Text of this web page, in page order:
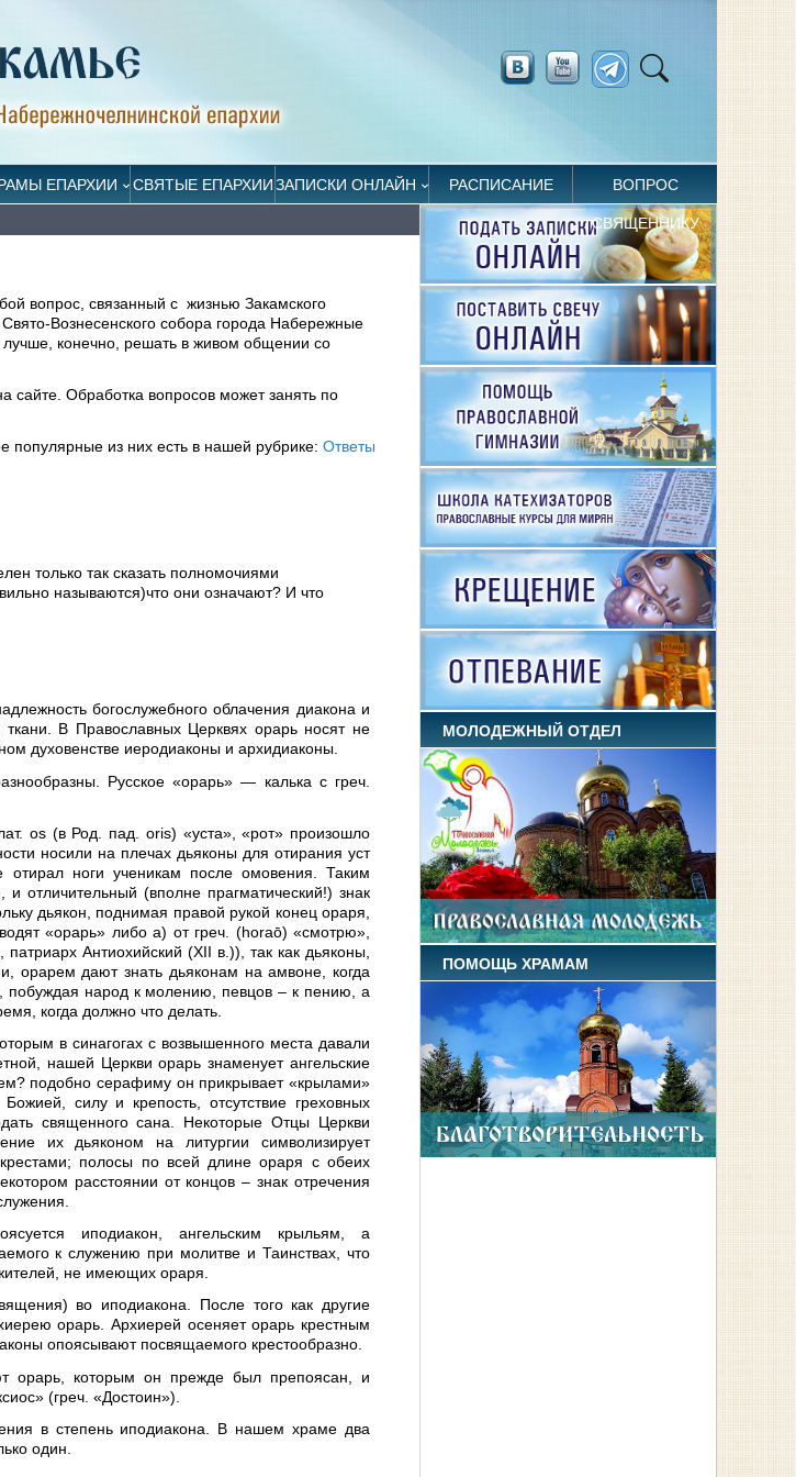
ЕПАРХИИ СВЯТЫЕ ЕПАРХИИЗАПИСКИ ОНЛАЙН РАСПИСАНИЕ ВОПРОС
СВЯЩЕННИКУ
вопрос, связанный с жизнью Закамского
Вознесенского собора города Набережные
конечно, решать в живом общении со
сайте. Обработка вопросов может занять по
популярные из них есть в нашей рубрике: Ответы
только так сказать полномочиями
называются)что они означают? И что
богослужебного облачения диакона и
В Православных Церквях орарь носят не
духовенстве иеродиаконы и архидиаконы.
Русское «орарь» — калька с греч.
os (в Род. пад. oris) «уста», «рот» произошло
носили на плечах дьяконы для отирания уст
ноги ученикам после омовения. Таким
отличительный (вполне прагматический!) знак
дьякон, поднимая правой рукой конец ораря,
«орарь» либо а) от греч. (horaō) «смотрю»,
Антиохийский (XII в.)), так как дьяконы,
орарем дают знать дьяконам на амвоне, когда
побуждая народ к молению, певцов – к пению, а
когда должно что делать.
в синагогах с возвышенного места давали
нашей Церкви орарь знаменует ангельские
подобно серафиму он прикрывает «крылами»
силу и крепость, отсутствие греховных
священного сана. Некоторые Отцы Церкви
их дьяконом на литургии символизирует
полосы по всей длине ораря с обеих
расстоянии от концов – знак отречения
иподиакон, ангельским крыльям, а
к служению при молитве и Таинствах, что
не имеющих ораря.
во иподиакона. После того как другие
орарь. Архиерей осеняет орарь крестным
опоясывают посвящаемого крестообразно.
орарь, которым он прежде был препоясан, и
(греч. «Достоин»).
в степень иподиакона. В нашем храме два
один.
МОЛОДЕЖНЫЙ ОТДЕЛ
ПОМОЩЬ ХРАМАМ